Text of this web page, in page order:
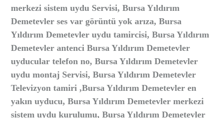
merkezi sistem uydu Servisi, Bursa Yıldırım
Demetevler ses var görüntü yok arıza, Bursa
Yıldırım Demetevler uydu tamircisi, Bursa Yıldırım
Demetevler antenci Bursa Yıldırım Demetevler
uyducular telefon no, Bursa Yıldırım Demetevler
uydu montaj Servisi, Bursa Yıldırım Demetevler
Televizyon tamiri ,Bursa Yıldırım Demetevler en
yakın uyducu, Bursa Yıldırım Demetevler merkezi
sistem uydu kurulumu, Bursa Yıldırım Demetevler